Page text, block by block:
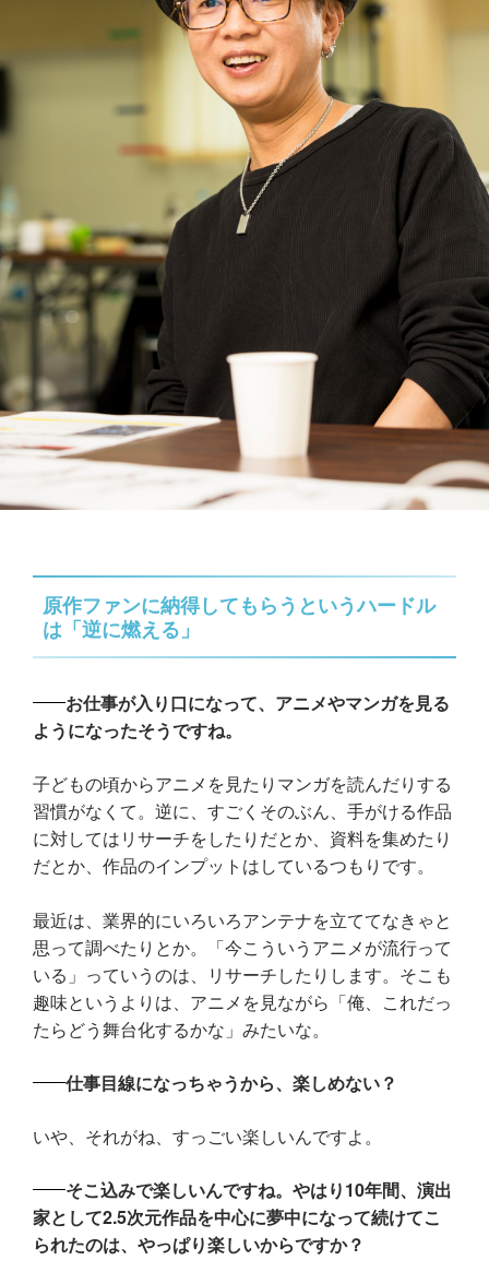
原作ファンに納得してもらうというハードル
は「逆に燃える」
お仕事が入り口になって、アニメやマンガを見る
ようになったそうですね。
子どもの頃からアニメを見たりマンガを読んだりする
習慣がなくて。逆に、すごくそのぶん、手がける作品
に対してはリサーチをしたりだとか、資料を集めたり
だとか、作品のインプットはしているつもりです。
最近は、業界的にいろいろアンテナを立ててなきゃと
思って調べたりとか。「今こういうアニメが流行って
いる」っていうのは、リサーチしたりします。そこも
趣味というよりは、アニメを見ながら「俺、これだっ
たらどう舞台化するかな」みたいな。
仕事目線になっちゃうから、楽しめない？
いや、それがね、すっごい楽しいんですよ。
そこ込みで楽しいんですね。やはり10年間、演出
家として2.5次元作品を中心に夢中になって続けてこ
られたのは、やっぱり楽しいからですか？